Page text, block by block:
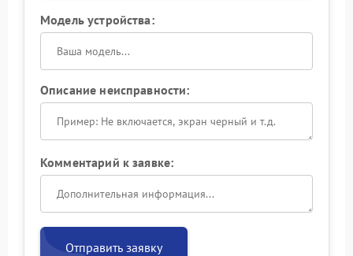
Модель устройства:
Описание неисправности:
Комментарий к заявке:
Отправить заявку